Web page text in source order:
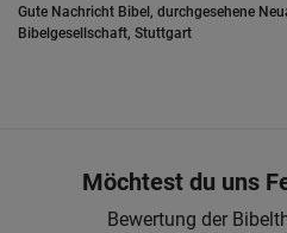
Gute Nachricht Bibel, durchgesehene
Bibelgesellschaft, Stuttgart
Möchtest du uns
Bewertung der